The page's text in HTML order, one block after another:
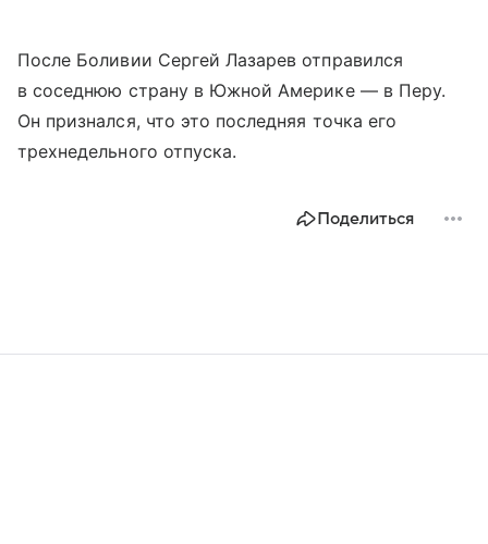
После Боливии Сергей Лазарев отправился
в соседнюю страну в Южной Америке — в Перу.
Он признался, что это последняя точка его
трехнедельного отпуска.
Поделиться